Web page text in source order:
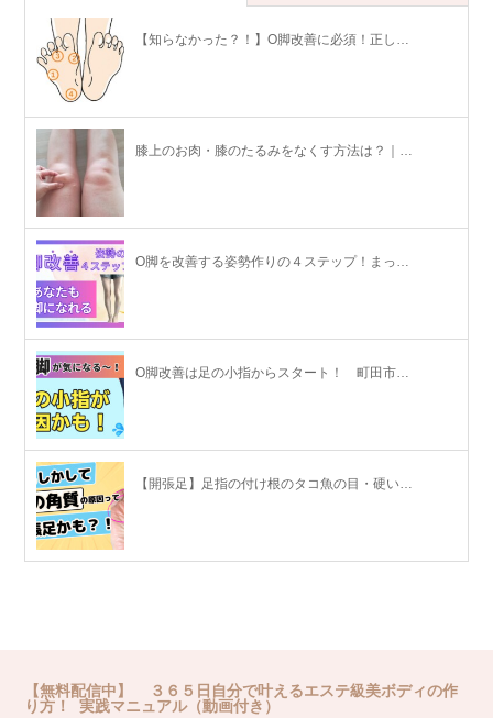
【知らなかった？！】O脚改善に必須！正し…
膝上のお肉・膝のたるみをなくす方法は？｜…
O脚を改善する姿勢作りの４ステップ！まっ…
O脚改善は足の小指からスタート！ 町田市…
【開張足】足指の付け根のタコ魚の目・硬い…
【無料配信中】 ３６５日自分で叶えるエステ級美ボディの作
り方！ 実践マニュアル（動画付き）